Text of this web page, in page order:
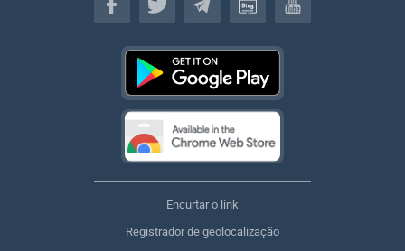
Encurtar o link
Registrador de geolocalização